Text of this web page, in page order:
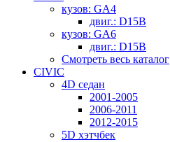
кузов: GA4
двиг.: D15B
кузов: GA6
двиг.: D15B
Смотреть весь каталог
CIVIC
4D седан
2001-2005
2006-2011
2012-2015
5D хэтчбек